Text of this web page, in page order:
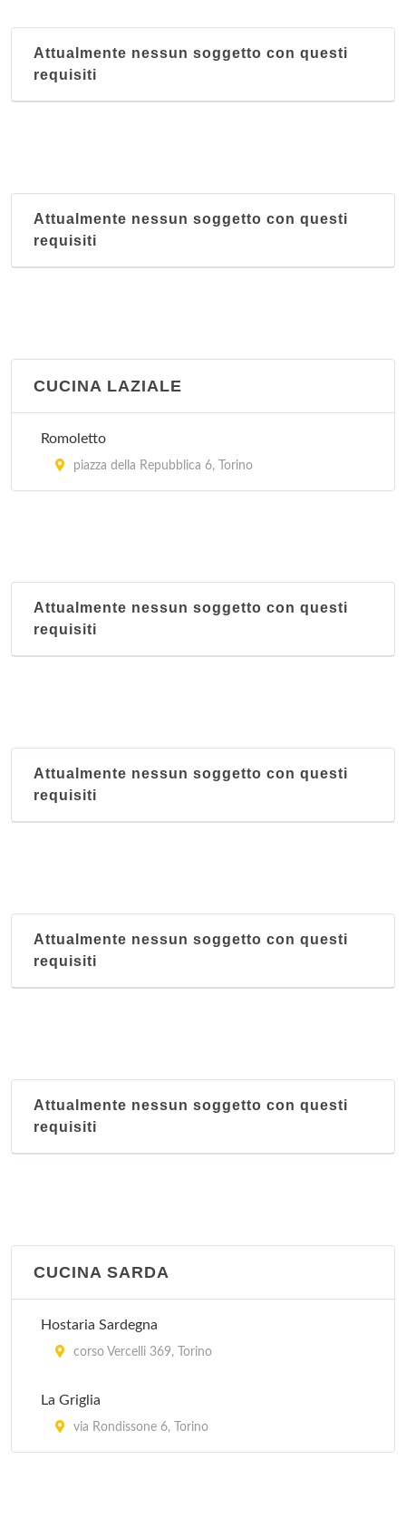
Attualmente nessun soggetto con questi
requisiti
Attualmente nessun soggetto con questi
requisiti
CUCINA LAZIALE
Romoletto
piazza della Repubblica 6, Torino
Attualmente nessun soggetto con questi
requisiti
Attualmente nessun soggetto con questi
requisiti
Attualmente nessun soggetto con questi
requisiti
Attualmente nessun soggetto con questi
requisiti
CUCINA SARDA
Hostaria Sardegna
corso Vercelli 369, Torino
La Griglia
via Rondissone 6, Torino